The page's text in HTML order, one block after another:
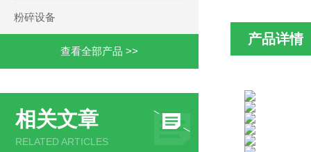
粉碎设备
查看全部产品 >>
相关文章
RELATED ARTICLES
产品详情